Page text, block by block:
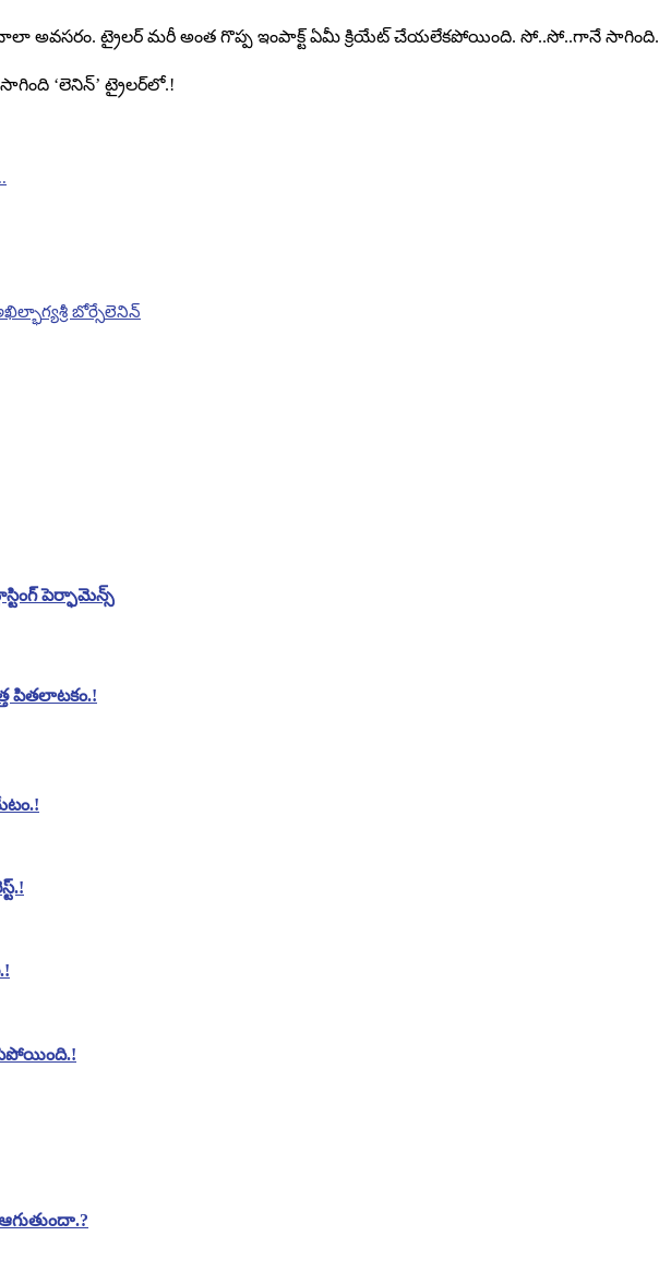
చాలా అవసరం. ట్రైలర్ మరీ అంత గొప్ప ఇంపాక్ట్ ఏమీ క్రియేట్ చేయలేకపోయింది. సో..సో..గానే సాగింది.
‘లెనిన్’ ట్రైలర్‌లో.!
భాగ్యశ్రీ బోర్సేలెనిన్
పెర్ఫామెన్స్
పితలాటకం.!